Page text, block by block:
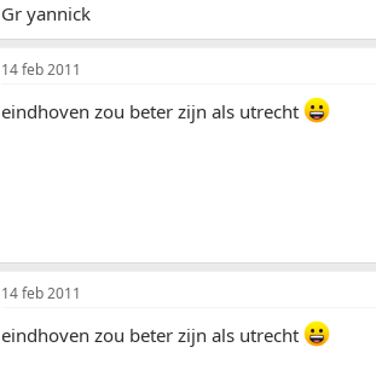
Gr yannick
14 feb 2011
eindhoven zou beter zijn als utrecht
14 feb 2011
eindhoven zou beter zijn als utrecht